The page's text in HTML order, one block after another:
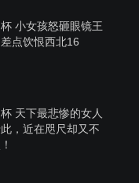
小女孩怒砸眼镜王
点饮恨西北16
天下最悲惨的女人
，近在咫尺却又不